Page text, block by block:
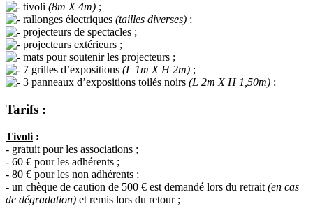
tivoli (8m X 4m) ;
rallonges électriques (tailles diverses) ;
projecteurs de spectacles ;
projecteurs extérieurs ;
mats pour soutenir les projecteurs ;
7 grilles d’expositions (L 1m X H 2m) ;
3 panneaux d’expositions toilés noirs (L 2m X H 1,50m) ;
Tarifs :
Tivoli :
- gratuit pour les associations ;
- 60 € pour les adhérents ;
- 80 € pour les non adhérents ;
- un chèque de caution de 500 € est demandé lors du retrait (en cas
de dégradation) et remis lors du retour ;